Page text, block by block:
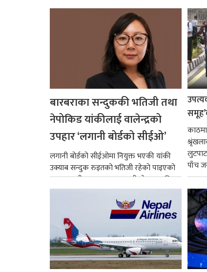
बारबराका सन्दुककी भतिजी तथा
नेपोकिड यांकीलाई वालेन्द्रको
उपहार ‘लगानी बोर्डको सीईओ’
लगानी बोर्डको सीईओमा नियुक्त भएकी यांकी
उक्याब सन्दुक रुइतको भतिजी रहेको पाइएको
छ। तत्कालीन समयमा महाकालीको अञ्चलाधिश
नै बनेका जोन...
पाँच